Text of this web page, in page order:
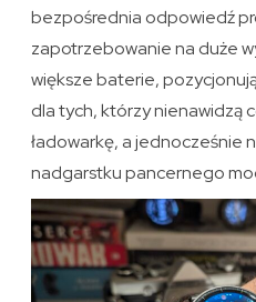
bezpośrednia odpowiedź
zapotrzebowanie na duże
większe baterie,
dla tych, którzy nienawidzą
ładowarkę, a jednocześnie
nadgarstku pancernego